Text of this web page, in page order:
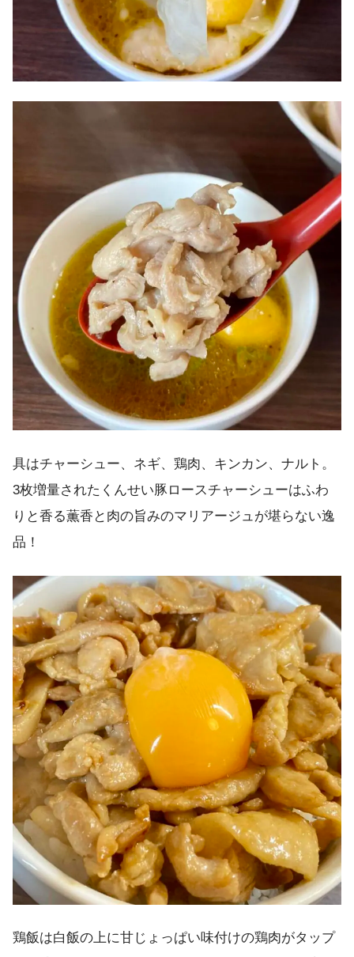
具はチャーシュー、ネギ、鶏肉、キンカン、ナルト。
3枚増量されたくんせい豚ロースチャーシューはふわ
りと香る薫香と肉の旨みのマリアージュが堪らない逸
品！
鶏飯は白飯の上に甘じょっぱい味付けの鶏肉がタップ